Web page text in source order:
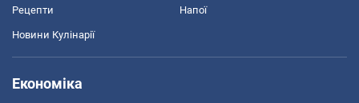
Рецепти Напої
Новини Кулінарії
Економіка